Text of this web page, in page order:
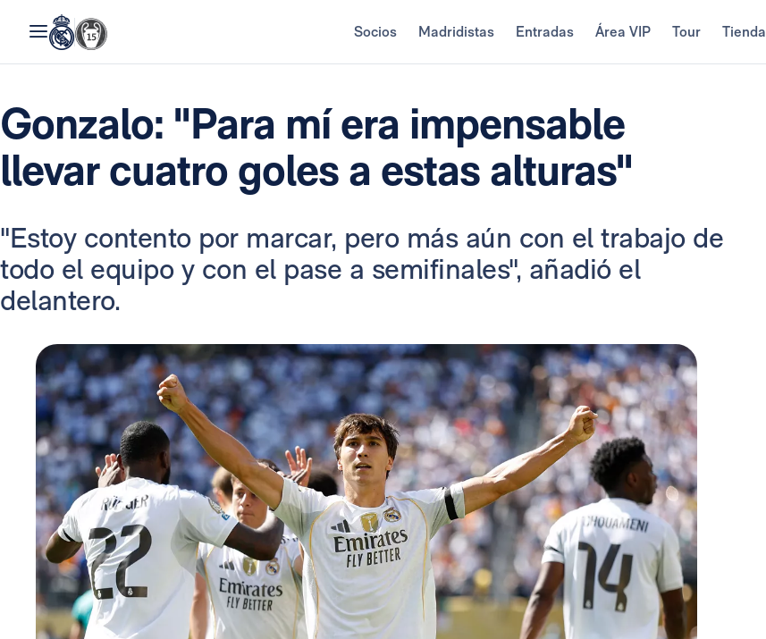
Socios Madridistas Entradas Área VIP Tour Tienda
Gonzalo: "Para mí era impensable
llevar cuatro goles a estas alturas"
"Estoy contento por marcar, pero más aún con el trabajo de
todo el equipo y con el pase a semifinales", añadió el
delantero.